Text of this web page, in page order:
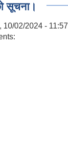
सूचना।
10/02/2024 - 11:57